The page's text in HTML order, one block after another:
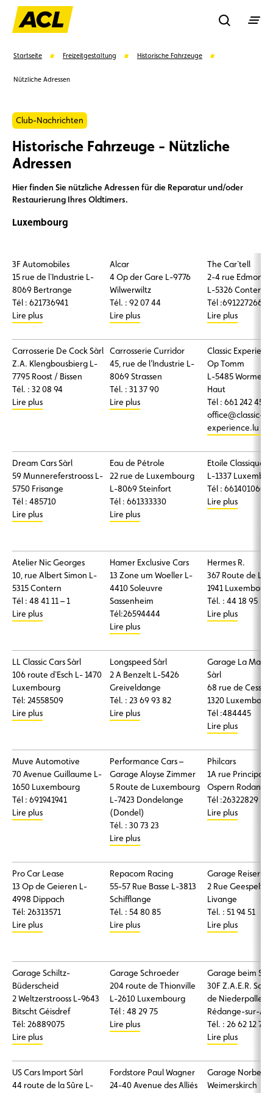
Rechercher
Vorschläge
Mitglied
Umweltplakette Kaufvertrag
Startseite Freizeitgestaltung Historische Fahrzeuge
Nützliche Adressen
Club-Nachrichten
Historische Fahrzeuge - Nützliche
Adressen
Hier finden Sie nützliche Adressen für die Reparatur und/oder
Restaurierung Ihres Oldtimers.
Luxembourg
3F Automobiles
15 rue de l`Industrie L-
8069 Bertrange
Tél : 621736941
Lire plus
Alcar
4 Op der Gare L-9776
Wilwerwiltz
Tél. : 92 07 44
Lire plus
The Car`tell
2-4 rue Edmond
L-5326 Contern
Tél :691227266
Lire plus
Carrosserie De Cock Sàrl
Z.A. Klengbousbierg L-
7795 Roost / Bissen
Tél. : 32 08 94
Lire plus
Carrosserie Curridor
45, rue de l’Industrie L-
8069 Strassen
Tél. : 31 37 90
Lire plus
Classic
Op Tomm
L-5485
Haut
Tél : 661 242 450
office@classic-
experience.lu
Dream Cars Sàrl
59 Munnereferstrooss L-
5750 Frisange
Tél : 485710
Lire plus
Eau de Pétrole
22 rue de Luxembourg
L-8069 Steinfort
Tél : 661333330
Lire plus
Etoile Classiques
L-1337
Tél : 661401060
Lire plus
Atelier Nic Georges
10, rue Albert Simon L-
5315 Contern
Tél : 48 41 11 – 1
Lire plus
Hamer Exclusive Cars
13 Zone um Woeller L-
4410 Soleuvre
Sassenheim
Tél:26594444
Lire plus
Hermes R.
367 Route de
1941 Luxembourg
Tél. : 44 18 95
Lire plus
LL Classic Cars Sàrl
106 route d`Esch L- 1470
Luxembourg
Tél: 24558509
Lire plus
Longspeed Sàrl
2 A Benzelt L-5426
Greiveldange
Tél. : 23 69 93 82
Lire plus
Garage La
Sàrl
68 rue de
1320
Tél :484445
Lire plus
Muve Automotive
70 Avenue Guillaume L-
1650 Luxembourg
Tél : 691941941
Lire plus
Performance Cars –
Garage Aloyse Zimmer
5 Route de Luxembourg
L-7423 Dondelange
(Dondel)
Tél. : 30 73 23
Lire plus
Philcars
1A rue Principale
Ospern Rodange
Tél :26322829
Lire plus
Pro Car Lease
13 Op de Geieren L-
4998 Dippach
Tél: 26313571
Lire plus
Repacom Racing
55-57 Rue Basse L-3813
Schifflange
Tél. : 54 80 85
Lire plus
Garage
2 Rue Geespelt
Livange
Tél. : 51 94 51
Lire plus
Garage Schiltz-
Büderscheid
2 Weltzerstrooss L-9643
Bitscht Géisdref
Tél: 26889075
Lire plus
Garage Schroeder
204 route de Thionville
L-2610 Luxembourg
Tél : 48 29 75
Lire plus
Garage beim
30F Z.A.E.R.
de Niederpallen
Rédange-sur-
Tél. : 26 62 12 71
Lire plus
US Cars Import Sàrl
44 route de la Sûre L-
Fordstore Paul Wagner
24-40 Avenue des Alliés
Garage Norbert
Weimerskirch